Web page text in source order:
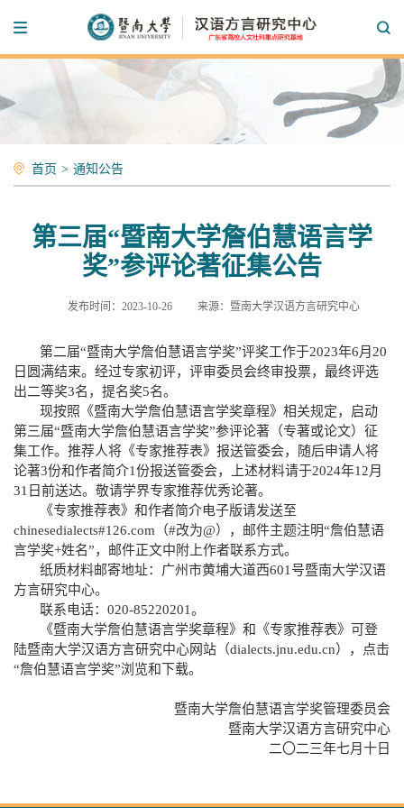
首页 > 通知公告
第三届“暨南大学詹伯慧语言学
奖”参评论著征集公告
发布时间：2023-10-26 来源：暨南大学汉语方言研究中心
第二届“暨南大学詹伯慧语言学奖”评奖工作于2023年6月20
日圆满结束。经过专家初评，评审委员会终审投票，最终评选
出二等奖3名，提名奖5名。
现按照《暨南大学詹伯慧语言学奖章程》相关规定，启动
第三届“暨南大学詹伯慧语言学奖”参评论著（专著或论文）征
集工作。推荐人将《专家推荐表》报送管委会，随后申请人将
论著3份和作者简介1份报送管委会，上述材料请于2024年12月
31日前送达。敬请学界专家推荐优秀论著。
《专家推荐表》和作者简介电子版请发送至
chinesedialects#126.com（#改为@），邮件主题注明“詹伯慧语
言学奖+姓名”，邮件正文中附上作者联系方式。
纸质材料邮寄地址：广州市黄埔大道西601号暨南大学汉语
方言研究中心。
联系电话： 020-85220201。
《暨南大学詹伯慧语言学奖章程》和《专家推荐表》可登
陆暨南大学汉语方言研究中心网站（dialects.jnu.edu.cn），点击
“詹伯慧语言学奖”浏览和下载。
暨南大学詹伯慧语言学奖管理委员会
暨南大学汉语方言研究中心
二〇二三年七月十日